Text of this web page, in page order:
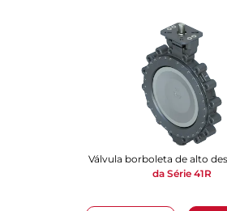
Válvula borboleta de alto
da Série 41R